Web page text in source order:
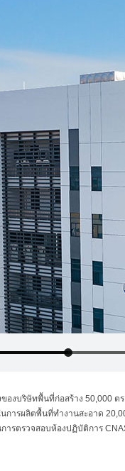
องบริษัทพื้นที่ก่อสร้าง 50,000 ต
การผลิตพื้นที่ทำงานสะอาด
ารตรวจสอบห้องปฏิบัติการ